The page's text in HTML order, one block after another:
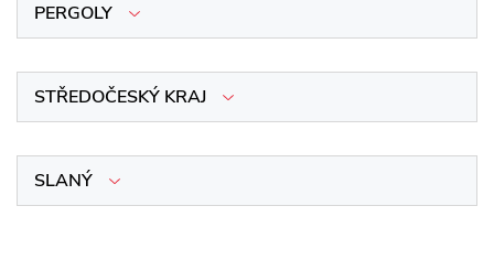
PERGOLY
STŘEDOČESKÝ KRAJ
SLANÝ